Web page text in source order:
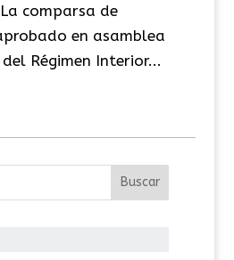
comparsa de
en asamblea
Régimen Interior...